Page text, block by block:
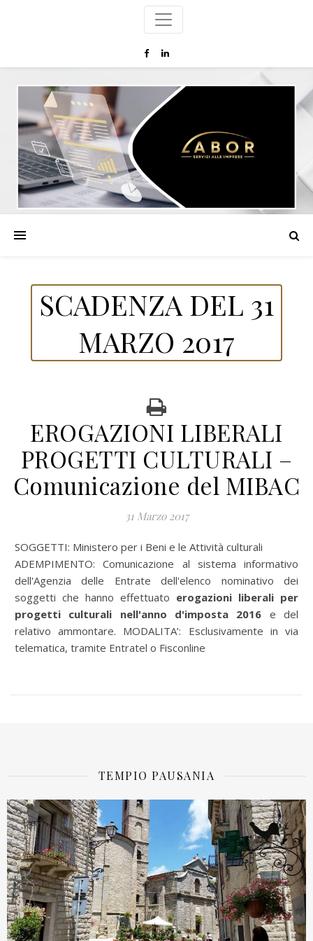
SCADENZA DEL 31
MARZO 2017
EROGAZIONI LIBERALI
PROGETTI CULTURALI –
Comunicazione del MIBAC
31 Marzo 2017
SOGGETTI: Ministero per i Beni e le Attività culturali
ADEMPIMENTO: Comunicazione al sistema informativo
dell'Agenzia delle Entrate dell'elenco nominativo dei
soggetti che hanno effettuato erogazioni liberali per
progetti culturali nell'anno d'imposta 2016 e del
relativo ammontare. MODALITA’: Esclusivamente in via
telematica, tramite Entratel o Fisconline
TEMPIO PAUSANIA